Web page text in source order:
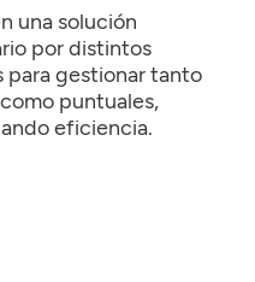
una solución
por distintos
para gestionar tanto
puntuales,
eficiencia.